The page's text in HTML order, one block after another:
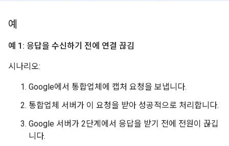
예
예 1: 응답을 수신하기 전에 연결 끊김
시나리오:
Google에서 통합업체에 캡처 요청을 보냅니다.
통합업체 서버가 이 요청을 받아 성공적으로 처리합니다.
Google 서버가 2단계에서 응답을 받기 전에 전원이 끊깁
니다.